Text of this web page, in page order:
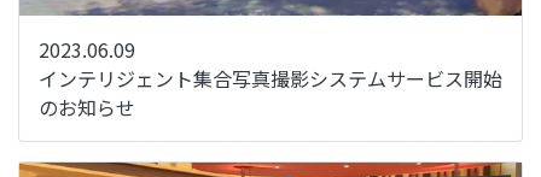
2023.06.09
インテリジェント集合写真撮影システムサービス開始
のお知らせ